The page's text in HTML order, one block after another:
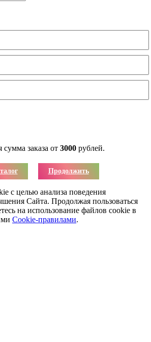
заказа от 3000 рублей.
Продолжить
с целью анализа поведения
Сайта. Продолжая пользоваться
на использование файлов cookie в
Cookie-правилами.